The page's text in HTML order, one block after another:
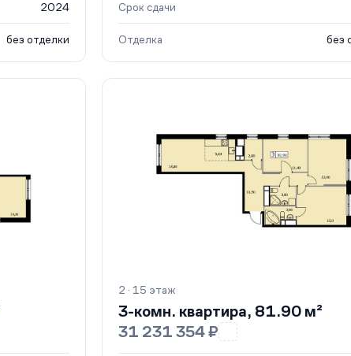
2024
без отделки
Срок сдачи
Отделка без
2 · 15 этаж
3-комн. квартира, 81.90 м²
31 231 354 ₽